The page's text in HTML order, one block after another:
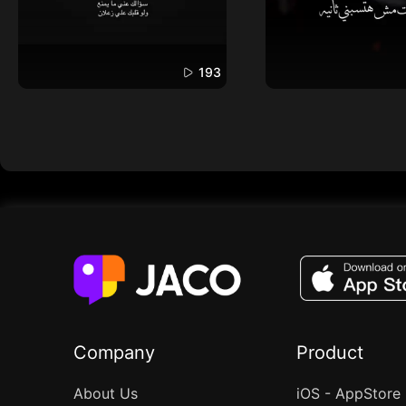
193
Company
About Us
Product
iOS - AppStore